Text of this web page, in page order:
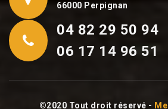
66000 Perpignan
04 82 29 50 94
06 17 14 96 51
©2020 Tout droit réservé -